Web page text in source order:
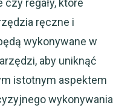
ręczne i
wykonywane w
aby uniknąć
istotnym aspektem
wykonywania